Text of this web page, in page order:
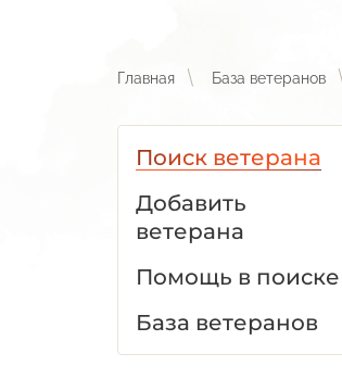
Главная База ветеранов
Поиск ветерана
Добавить
ветерана
Помощь в поиске
База ветеранов